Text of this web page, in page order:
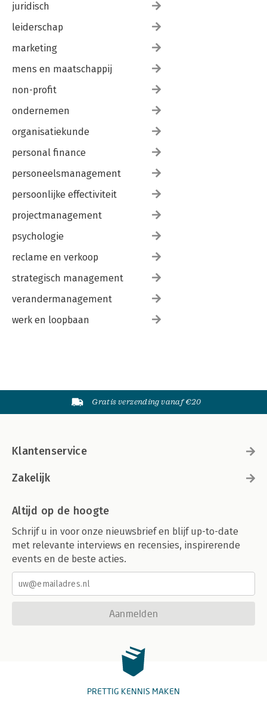
juridisch
leiderschap
marketing
mens en maatschappij
non-profit
ondernemen
organisatiekunde
personal finance
personeelsmanagement
persoonlijke effectiviteit
projectmanagement
psychologie
reclame en verkoop
strategisch management
verandermanagement
werk en loopbaan
Gratis verzending vanaf €20
Klantenservice
Zakelijk
Altijd op de hoogte
Schrijf u in voor onze nieuwsbrief en blijf up-to-date
met relevante interviews en recensies, inspirerende
events en de beste acties.
Aanmelden
PRETTIG KENNIS MAKEN